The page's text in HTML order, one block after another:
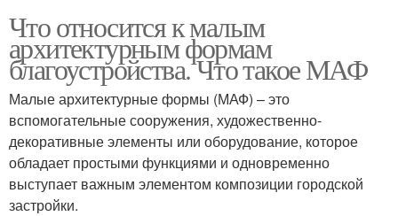
Что относится к малым
архитектурным формам
благоустройства. Что такое МАФ
Малые архитектурные формы (МАФ) – это
вспомогательные сооружения, художественно-
декоративные элементы или оборудование, которое
обладает простыми функциями и одновременно
выступает важным элементом композиции городской
застройки.